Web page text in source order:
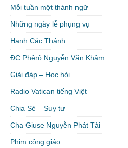
Mỗi tuần một thành ngữ
Những ngày lễ phụng vụ
Hạnh Các Thánh
ĐC Phêrô Nguyễn Văn Khảm
Giải đáp – Học hỏi
Radio Vatican tiếng Việt
Chia Sẻ – Suy tư
Cha Giuse Nguyễn Phát Tài
Phim công giáo